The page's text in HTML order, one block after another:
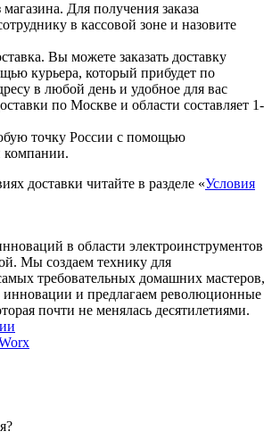
Для получения заказа
в кассовой зоне и назовите
Вы можете заказать доставку
курьера, который прибудет по
в любой день и удобное для вас
по Москве и области составляет 1-
точку России с помощью
компании.
доставки читайте в разделе «Условия
в области электроинструментов
Мы создаем технику для
требовательных домашних мастеров,
и предлагаем революционные
почти не менялась десятилетиями.